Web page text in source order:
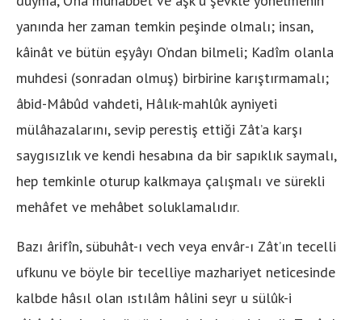
yanında her zaman temkin peşinde olmalı; insan,
kâinât ve bütün eşyâyı O’ndan bilmeli; Kadîm olanla
muhdesi (sonradan olmuş) birbirine karıştırmamalı;
âbid-Mâbûd vahdeti, Hâlık-mahlûk ayniyeti
mülâhazalarını, sevip perestiş ettiği Zât’a karşı
saygısızlık ve kendi hesabına da bir sapıklık saymalı,
hep temkinle oturup kalkmaya çalışmalı ve sürekli
mehâfet ve mehâbet soluklamalıdır.
Bazı ârifîn, sübuhât-ı vech veya envâr-ı Zât’ın tecelli
ufkunu ve böyle bir tecelliye mazhariyet neticesinde
kalbde hâsıl olan ıstılâm hâlini seyr u sülûk-i